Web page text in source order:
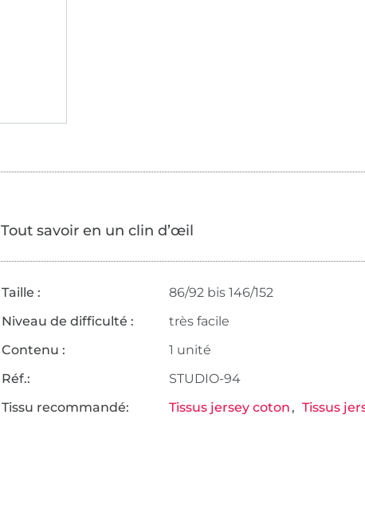
Tout savoir en un clin d’œil
Taille :
86/92 bis 146/152
Niveau de difficulté :
très facile
Contenu :
1 unité
Réf.:
STUDIO-94
Tissu recommandé:
Tissus jersey coton Tissus